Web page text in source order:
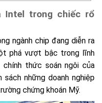
Intel trong chiếc rổ
ngành chip đang diễn ra
phá vượt bậc trong lĩnh
thức soán ngôi của
sách những doanh nghiệp
chứng khoán Mỹ.